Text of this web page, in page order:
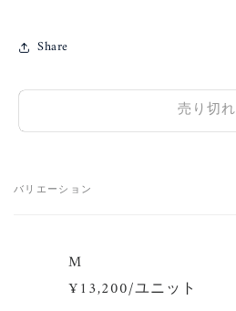
Share
売り切れ
あ
バリエーション
M
¥13,200/ユニット